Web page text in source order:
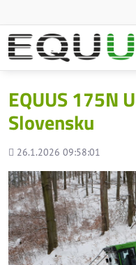
EQUUS 175N
Slovensku
Pridané
26.1.2026 09:58:01